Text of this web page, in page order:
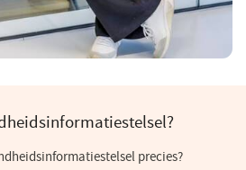
precies?